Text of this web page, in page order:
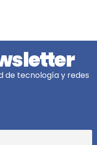
de tecnología y redes